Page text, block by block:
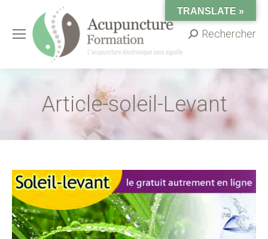
Search:Rechercher
Article-soleil-Levant
TRANSLATE »